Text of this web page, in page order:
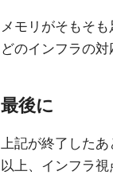
メモリがそもそ
どのインフラの対
最後に
上記が終了した
以上、インフラ